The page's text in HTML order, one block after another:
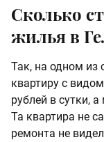
Сколько
жилья в
Так, на одном из
квартиру с
рублей в сутки,
Та квартира не
ремонта не